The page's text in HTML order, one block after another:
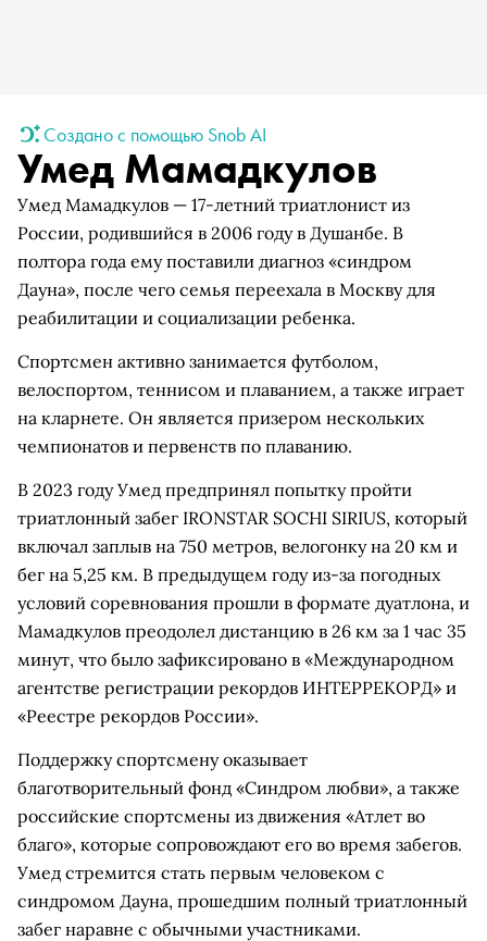
Создано с помощью Snob AI
Умед Мамадкулов
Умед Мамадкулов — 17-летний триатлонист из
России, родившийся в 2006 году в Душанбе. В
полтора года ему поставили диагноз «синдром
Дауна», после чего семья переехала в Москву для
реабилитации и социализации ребенка.
Спортсмен активно занимается футболом,
велоспортом, теннисом и плаванием, а также играет
на кларнете. Он является призером нескольких
чемпионатов и первенств по плаванию.
В 2023 году Умед предпринял попытку пройти
триатлонный забег IRONSTAR SOCHI SIRIUS, который
включал заплыв на 750 метров, велогонку на 20 км и
бег на 5,25 км. В предыдущем году из-за погодных
условий соревнования прошли в формате дуатлона, и
Мамадкулов преодолел дистанцию в 26 км за 1 час 35
минут, что было зафиксировано в «Международном
агентстве регистрации рекордов ИНТЕРРЕКОРД» и
«Реестре рекордов России».
Поддержку спортсмену оказывает
благотворительный фонд «Синдром любви», а также
российские спортсмены из движения «Атлет во
благо», которые сопровождают его во время забегов.
Умед стремится стать первым человеком с
синдромом Дауна, прошедшим полный триатлонный
забег наравне с обычными участниками.